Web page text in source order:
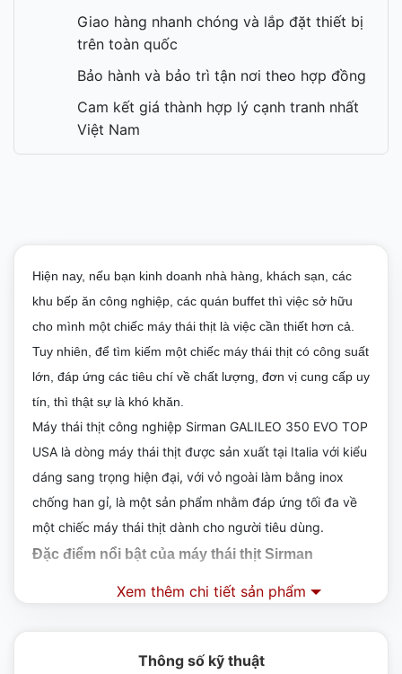
Giao hàng nhanh chóng và lắp đặt thiết bị
trên toàn quốc
Bảo hành và bảo trì tận nơi theo hợp đồng
Cam kết giá thành hợp lý cạnh tranh nhất
Việt Nam
Hiện nay, nếu bạn kinh doanh nhà hàng, khách sạn, các
khu bếp ăn công nghiệp, các quán buffet thì việc sở hữu
cho mình một chiếc máy thái thịt là việc cần thiết hơn cả.
Tuy nhiên, để tìm kiếm một chiếc máy thái thịt có công suất
lớn, đáp ứng các tiêu chí về chất lượng, đơn vị cung cấp uy
tín, thì thật sự là khó khăn.
Máy thái thịt công nghiệp Sirman GALILEO 350 EVO TOP
USA là dòng máy thái thịt được sản xuất tại Italia với kiểu
dáng sang trọng hiện đại, với vỏ ngoài làm bằng inox
chống han gỉ, là một sản phẩm nhằm đáp ứng tối đa về
một chiếc máy thái thịt dành cho người tiêu dùng.
Đặc điểm nổi bật của máy thái thịt Sirman
GALILEO 350 EVO TOP USA
Toàn bộ thân máy đều được làm bằng inox chống han gỉ,
Xem thêm chi tiết sản phẩm
Thông số kỹ thuật